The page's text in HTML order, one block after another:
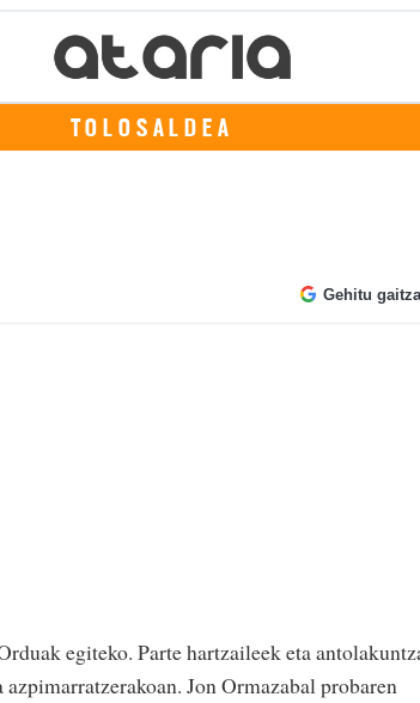
TOLOSALDEA
Gehitu
egiteko. Parte hartzaileek eta
Jon Ormazabal probaren